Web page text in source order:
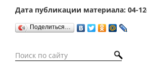
Дата публикации материала: 04-
Поделиться…